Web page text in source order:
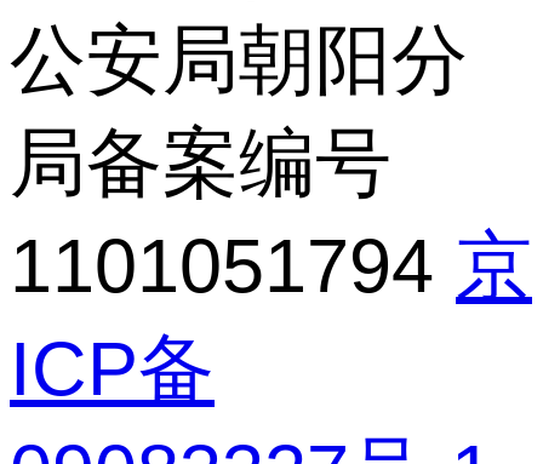
公安局朝阳分
局备案编号
1101051794 京
ICP备